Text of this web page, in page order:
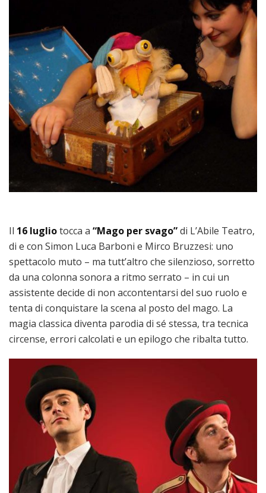
Il 16 lugliotocca a “Mago per svago”di L’Abile Teatro,
di e con Simon Luca Barboni e Mirco Bruzzesi: uno
spettacolo muto – ma tutt’altro che silenzioso, sorretto
da una colonna sonora a ritmo serrato – in cui un
assistente decide di non accontentarsi del suo ruolo e
tenta di conquistare la scena al posto del mago. La
magia classica diventa parodia di sé stessa, tra tecnica
circense, errori calcolati e un epilogo che ribalta tutto.